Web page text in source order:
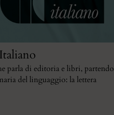
parla di editoria e libri, partendo
del linguaggio: la lettera